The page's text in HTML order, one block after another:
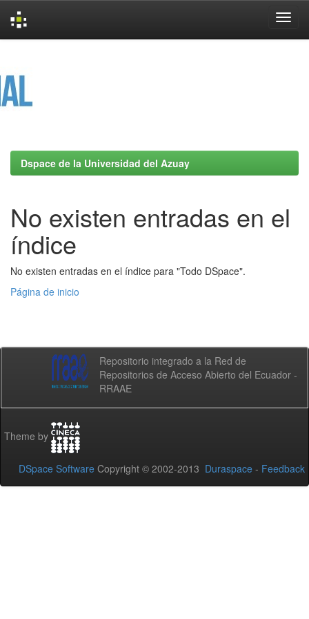
Dspace de la Universidad del Azuay
No existen entradas en el
índice
No existen entradas en el índice para "Todo DSpace".
Página de inicio
Repositorio integrado a la Red de
Repositorios de Acceso Abierto del Ecuador -
RRAAE
Theme by
DSpace Software Copyright © 2002-2013 Duraspace - Feedback